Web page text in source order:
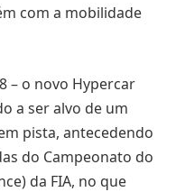
com a mobilidade
– o novo Hypercar
a ser alvo de um
pista, antecedendo
do Campeonato do
da FIA, no que